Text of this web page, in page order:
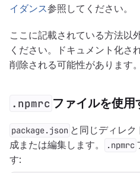
イダンス参照してください。
ここに記載されている方法以
ください。ドキュメント化さ
削除される可能性があります。
.npmrc ファイルを使用
package.json と同じディレク
成または編集します。
.npmrc
す: